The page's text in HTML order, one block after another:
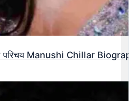
परिचय Manushi Chillar